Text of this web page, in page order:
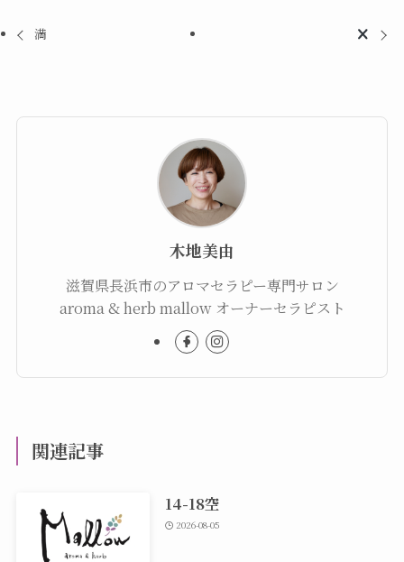
満
木地美由
滋賀県長浜市のアロマセラピー専門サロン
aroma & herb mallow オーナーセラピスト
関連記事
14-18空
2026-08-05